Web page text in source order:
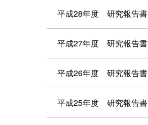
平成28年度 研究報告書
平成27年度 研究報告書
平成26年度 研究報告書
平成25年度 研究報告書